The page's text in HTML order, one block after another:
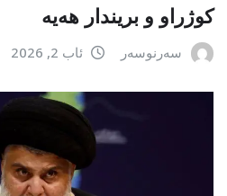
كوژراو و بریندار هەیە
سەرنوسەر ئاب 2, 2026